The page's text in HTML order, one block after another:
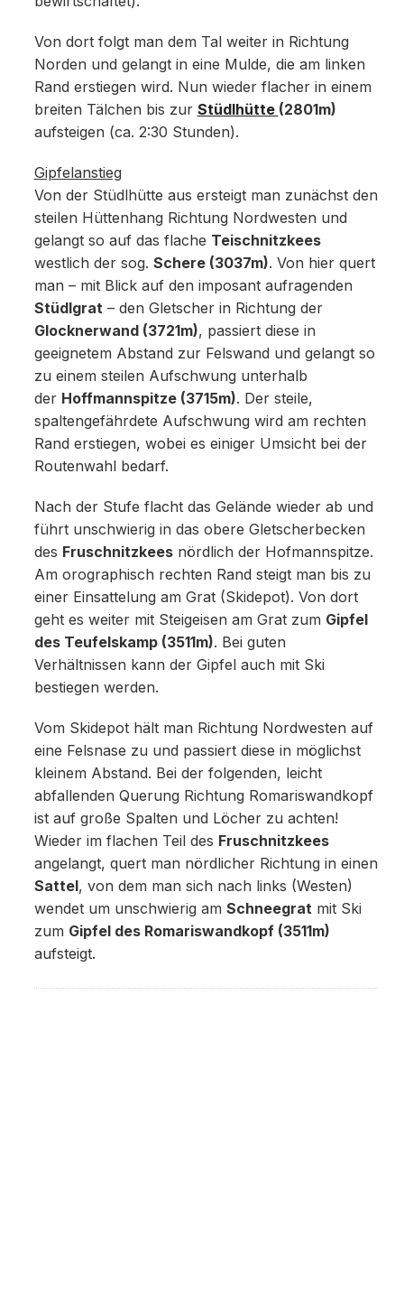
Von dort folgt man dem Tal weiter in Richtung
Norden und gelangt in eine Mulde, die am linken
Rand erstiegen wird. Nun wieder flacher in einem
breiten Tälchen bis zur Stüdlhütte (2801m)
aufsteigen (ca. 2:30 Stunden).
Gipfelanstieg
Von der Stüdlhütte aus ersteigt man zunächst den
steilen Hüttenhang Richtung Nordwesten und
gelangt so auf das flache Teischnitzkees
westlich der sog. Schere (3037m). Von hier quert
man – mit Blick auf den imposant aufragenden
Stüdlgrat– den Gletscher in Richtung der
Glocknerwand (3721m), passiert diese in
geeignetem Abstand zur Felswand und gelangt so
zu einem steilen Aufschwung unterhalb
der Hoffmannspitze (3715m). Der steile,
spaltengefährdete Aufschwung wird am rechten
Rand erstiegen, wobei es einiger Umsicht bei der
Routenwahl bedarf.
Nach der Stufe flacht das Gelände wieder ab und
führt unschwierig in das obere Gletscherbecken
des Fruschnitzkeesnördlich der Hofmannspitze.
Am orographisch rechten Rand steigt man bis zu
einer Einsattelung am Grat (Skidepot). Von dort
geht es weiter mit Steigeisen am Grat zum Gipfel
des Teufelskamp (3511m). Bei guten
Verhältnissen kann der Gipfel auch mit Ski
bestiegen werden.
Vom Skidepot hält man Richtung Nordwesten auf
eine Felsnase zu und passiert diese in möglichst
kleinem Abstand. Bei der folgenden, leicht
abfallenden Querung Richtung Romariswandkopf
ist auf große Spalten und Löcher zu achten!
Wieder im flachen Teil des Fruschnitzkees
angelangt, quert man nördlicher Richtung in einen
Sattel, von dem man sich nach links (Westen)
wendet um unschwierig am Schneegratmit Ski
zum Gipfel des Romariswandkopf (3511m)
aufsteigt.